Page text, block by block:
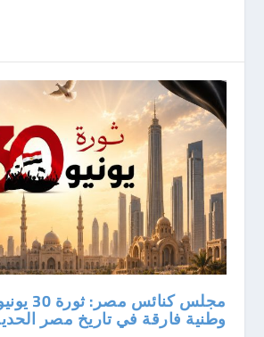
مجلس
وطنية فارقة في تاريخ مصر